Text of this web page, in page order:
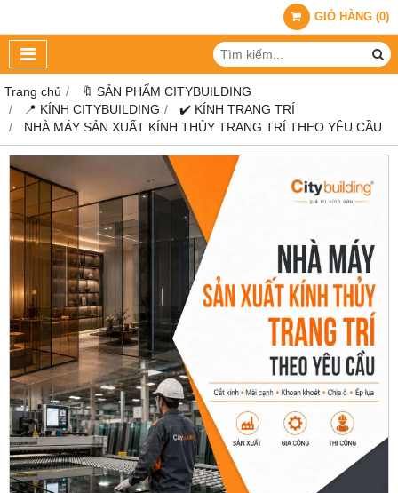
GIỎ HÀNG (0)
Trang chủ
🔖 SẢN PHẨM CITYBUILDING
📍 KÍNH CITYBUILDING
✔️ KÍNH TRANG TRÍ
NHÀ MÁY SẢN XUẤT KÍNH THỦY TRANG TRÍ THEO YÊU CẦU